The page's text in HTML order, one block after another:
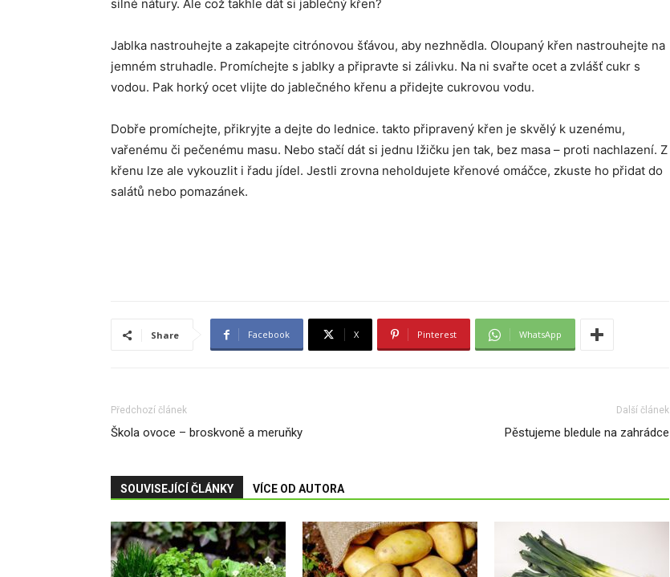
silné nátury. Ale což takhle dát si jablečný křen?
Jablka nastrouhejte a zakapejte citrónovou šťávou, aby nezhnědla. Oloupaný křen nastrouhejte na
jemném struhadle. Promíchejte s jablky a připravte si zálivku. Na ni svařte ocet a zvlášť cukr s
vodou. Pak horký ocet vlijte do jablečného křenu a přidejte cukrovou vodu.
Dobře promíchejte, přikryjte a dejte do lednice. takto připravený křen je skvělý k uzenému,
vařenému či pečenému masu. Nebo stačí dát si jednu lžičku jen tak, bez masa – proti nachlazení. Z
křenu lze ale vykouzlit i řadu jídel. Jestli zrovna neholdujete křenové omáčce, zkuste ho přidat do
salátů nebo pomazánek.
Share Facebook X Pinterest WhatsApp
Předchozí článek
Škola ovoce – broskvoně a meruňky
Další článek
Pěstujeme bledule na zahrádce
SOUVISEJÍCÍ ČLÁNKY VÍCE OD AUTORA